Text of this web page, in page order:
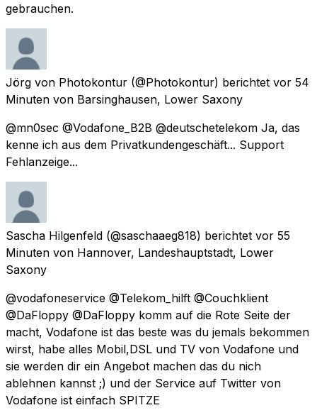
gebrauchen.
Jörg von Photokontur (@Photokontur) berichtet vor 54
Minuten von Barsinghausen, Lower Saxony
@mn0sec @Vodafone_B2B @deutschetelekom Ja, das
kenne ich aus dem Privatkundengeschäft... Support
Fehlanzeige...
Sascha Hilgenfeld (@saschaaeg818) berichtet vor 55
Minuten von Hannover, Landeshauptstadt, Lower
Saxony
@vodafoneservice @Telekom_hilft @Couchklient
@DaFloppy @DaFloppy komm auf die Rote Seite der
macht, Vodafone ist das beste was du jemals bekommen
wirst, habe alles Mobil,DSL und TV von Vodafone und
sie werden dir ein Angebot machen das du nich
ablehnen kannst ;) und der Service auf Twitter von
Vodafone ist einfach SPITZE